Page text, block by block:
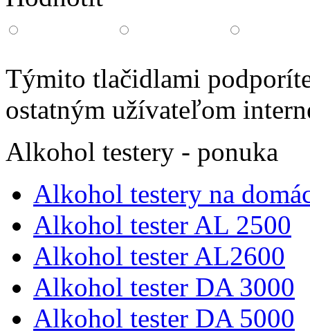
Týmito tlačidlami
ostatným užívateľom
Alkohol testery - ponuka
Alkohol testery na
Alkohol tester AL 2500
Alkohol tester AL2600
Alkohol tester DA 3000
Alkohol tester DA 5000